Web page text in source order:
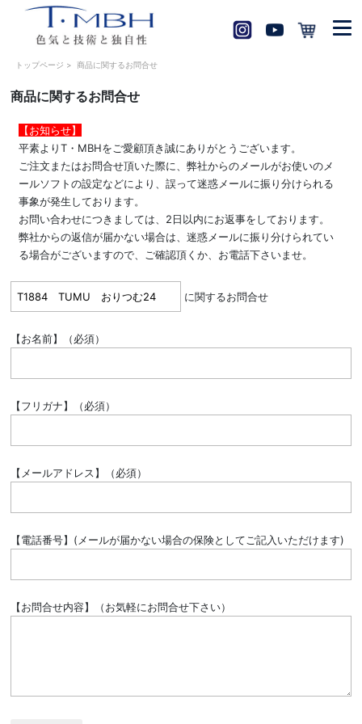
トップページ > 商品に関するお問合せ
商品に関するお問合せ
【お知らせ】
平素よりT・MBHをご愛顧頂き誠にありがとうございます。
ご注文またはお問合せ頂いた際に、弊社からのメールがお使いのメ
ールソフトの設定などにより、誤って迷惑メールに振り分けられる
事象が発生しております。
お問い合わせにつきましては、2日以内にお返事をしております。
弊社からの返信が届かない場合は、迷惑メールに振り分けられてい
る場合がございますので、ご確認頂くか、お電話下さいませ。
に関するお問合せ
【お名前】（必須）
【フリガナ】（必須）
【メールアドレス】（必須）
【電話番号】(メールが届かない場合の保険としてご記入いただけます)
【お問合せ内容】（お気軽にお問合せ下さい）